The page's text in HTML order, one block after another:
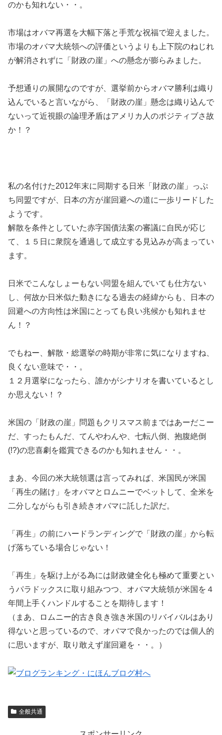
のかも知れない・・。
市場はオバマ再選を大幅下落と手荒な祝福で迎えました。
市場のオバマ大統領への評価というよりも上下院のねじれ
が解消されずに「財政の崖」への懸念が膨らみました。
予想通りの展開なのですが、選挙前からオバマ勝利は織り
込んでいると言いながら、「財政の崖」懸念は織り込んで
ないって近視眼の論理矛盾はアメリカ人のポジティブさ故
か！？
私の名付けた2012年末に同期する日米「財政の崖」っぷ
ち同盟ですが、日本の方が崖回避への道に一歩リードした
ようです。
解散を条件としていた赤字国債法案の審議に自民が応じ
て、１５日に衆院を通過して成立する見込みが高まってい
ます。
日米でこんなしょーもない同盟を組んでいても仕方ない
し、何故か日米似た動きになる過去の経緯からも、日本の
回避への方向性は米国にとっても良い兆候かも知れませ
ん！？
でもねー、解散・総選挙の時期が非常に気になりますね、
良くない意味で・・。
１２月選挙になったら、誰かがシナリオを書いているとし
か思えない！？
米国の「財政の崖」問題もクリスマス前まではあーだこー
だ、すったもんだ、てんやわんや、七転八倒、抱腹絶倒
(!?)の悲喜劇を鑑賞できるのかも知れません・・。
まあ、今回の米大統領選は言ってみれば、米国民が米国
「再生の賭け」をオバマとロムニーでベットして、全米を
二分しながらも引き続きオバマに託した訳だ。
「再生」の前にハードランディングで「財政の崖」から転
げ落ちている場合じゃない！
「再生」を駆け上がる為には財政健全化も極めて重要とい
うパラドックスに取り組みつつ、オバマ大統領が米国を４
年間上手くハンドルすることを期待します！
（まあ、ロムニー的古き良き強き米国のリバイバルはあり
得ないと思っているので、オバマで良かったのでは個人的
に思いますが、取り敢えず崖回避を・・。）
全般共通